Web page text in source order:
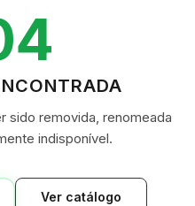
sido removida, renomeada
indisponível.
Ver catálogo